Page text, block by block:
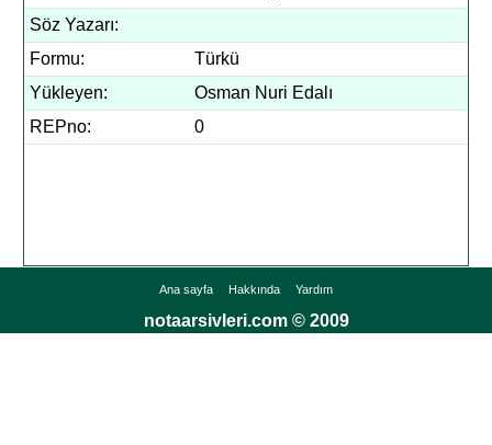
Söz Yazarı:
Formu:
Türkü
Yükleyen:
Osman Nuri Edalı
REPno:
0
Ana sayfa Hakkında Yardım
notaarsivleri.com © 2009